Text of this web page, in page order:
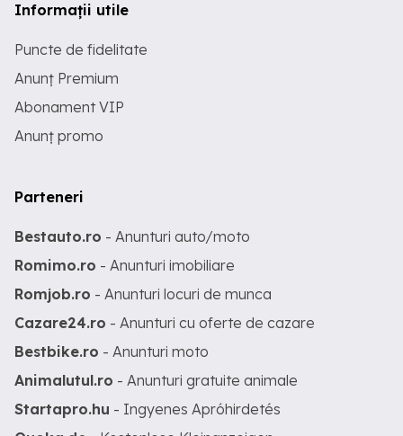
Informații utile
Puncte de fidelitate
Anunț Premium
Abonament VIP
Anunț promo
Parteneri
Bestauto.ro - Anunturi auto/moto
Romimo.ro - Anunturi imobiliare
Romjob.ro - Anunturi locuri de munca
Cazare24.ro - Anunturi cu oferte de cazare
Bestbike.ro - Anunturi moto
Animalutul.ro - Anunturi gratuite animale
Startapro.hu - Ingyenes Apróhirdetés